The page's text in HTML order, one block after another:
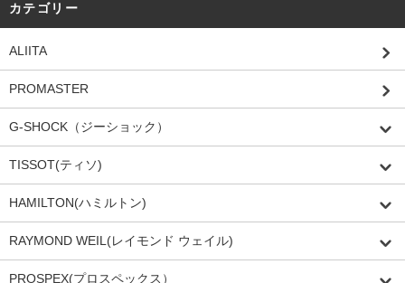
カテゴリー
ALIITA
PROMASTER
G-SHOCK（ジーショック）
TISSOT(ティソ)
HAMILTON(ハミルトン)
RAYMOND WEIL(レイモンド ウェイル)
PROSPEX(プロスペックス）